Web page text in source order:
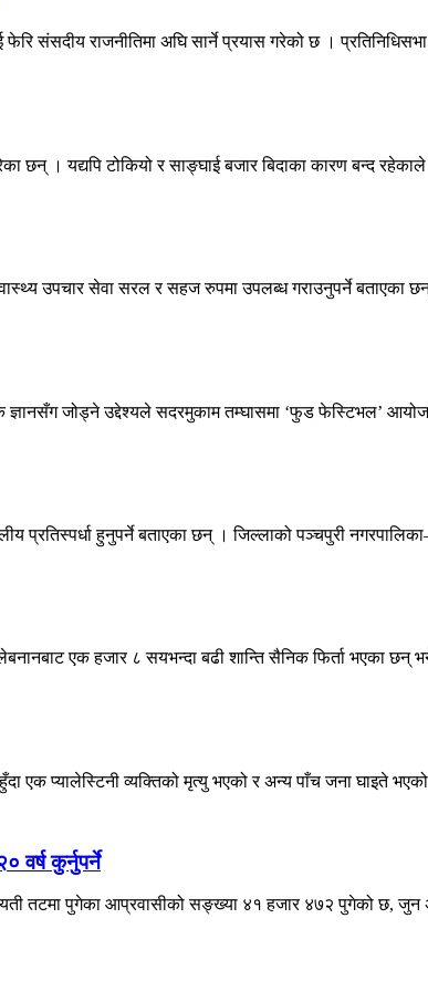
संसदीय राजनीतिमा अघि सार्ने प्रयास गरेको छ ।
। यद्यपि टोकियो र साङ्घाई बजार बिदाका कारण बन्द रहेकाले
उपचार सेवा सरल र सहज रुपमा उपलब्ध गराउनुपर्ने बताएका
ज्ञानसँग जोड्ने उद्देश्यले सदरमुकाम तम्घासमा ‘फुड फेस्टिभल’
प्रतिस्पर्धा हुनुपर्ने बताएका छन् । जिल्लाको पञ्चपुरी
एक हजार ८ सयभन्दा बढी शान्ति सैनिक फिर्ता भएका छन्
एक प्यालेस्टिनी व्यक्तिको मृत्यु भएको र अन्य पाँच जना घाइते
वर्ष कुर्नुपर्ने
तटमा पुगेका आप्रवासीको सङ्ख्या ४१ हजार ४७२ पुगेको छ, जुन